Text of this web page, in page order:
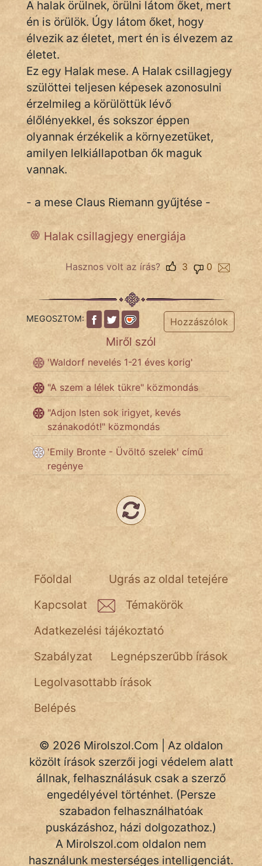
Népszerű szerzőink:
cinege
fantom
Hunor
Jób Gedeon
Láron Ádám
mikkamakka
vörös ördög
Név nélkül
szegény legény
szemfüles
A halak örülnek, örülni látom őket, mert
én is örülök. Úgy látom őket, hogy
élvezik az életet, mert én is élvezem az
életet.
Ez egy Halak mese. A Halak csillagjegy
szülöttei teljesen képesek azonosulni
érzelmileg a körülöttük lévő
élőlényekkel, és sokszor éppen
olyannak érzékelik a környezetüket,
amilyen lelkiállapotban ők maguk
vannak.
- a mese Claus Riemann gyűjtése -
Halak csillagjegy energiája
Hasznos volt az írás? 0
3
MEGOSZTOM: Hozzászólok
Miről szól
'Waldorf nevelés 1-21 éves korig'
"A szem a lélek tükre" közmondás
"Adjon Isten sok irigyet, kevés
szánakodót!" közmondás
'Emily Bronte - Üvöltő szelek' című
regénye
Ugrás az oldal tetejére
Főoldal
Kapcsolat
Témakörök
Adatkezelési tájékoztató
Szabályzat
Legnépszerűbb írások
Legolvasottabb írások
Belépés
© 2026 Mirolszol.Com | Az oldalon
közölt írások szerzői jogi védelem alatt
állnak, felhasználásuk csak a szerző
engedélyével történhet. (Persze
szabadon felhasználhatóak
puskázáshoz, házi dolgozathoz.)
A Mirolszol.com oldalon nem
használunk mesterséges intelligenciát.